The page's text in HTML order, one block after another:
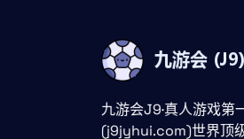
九游会J9·真人游戏第
(j9jyhui.com)世界顶